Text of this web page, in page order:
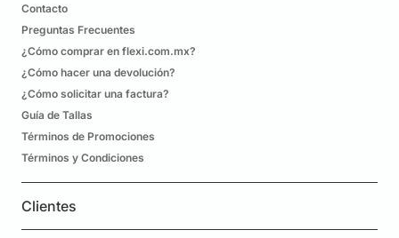
Contacto
Preguntas Frecuentes
¿Cómo comprar en flexi.com.mx?
¿Cómo hacer una devolución?
¿Cómo solicitar una factura?
Guía de Tallas
Términos de Promociones
Términos y Condiciones
Clientes